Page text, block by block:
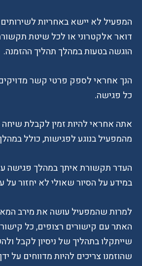
המפעיל לא יישא באחריות
דואר אלקטרוני או לכל שיטת
הוגשה בטעות במהלך תהליך ההזמנה.
הנך אחראי לספק פרטי קשר מדויקים
כל פגישה.
אתה אחראי להיות זמין לקבלת שיחה
מהמפעיל בנוגע לפגישות, כולל
העדר תקשורת איתך במהלך פגישה
במידע על הסיור שאולי לא יחזור על
למרות שהמפעיל עושה את מירב
האתר עם קישורים רצופים, כל
שייתקלו בתהליך של ניסיון לקבל
שהוזמנו צריכים להיות מדווחים על